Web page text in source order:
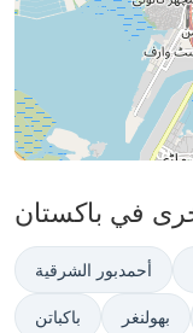
أحمدبور الشرقية
باكباتن بهولنغر